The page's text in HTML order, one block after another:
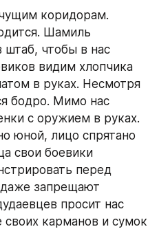
коридорам.
Шамиль
штаб, чтобы в нас
видим хлопчика
в руках. Несмотря
бодро. Мимо нас
с оружием в руках.
юной, лицо спрятано
свои боевики
перед
запрещают
просит нас
карманов и сумок